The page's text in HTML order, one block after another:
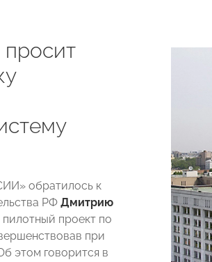
обратилось к
РФ Дмитрию
проект по
при
этом говорится в